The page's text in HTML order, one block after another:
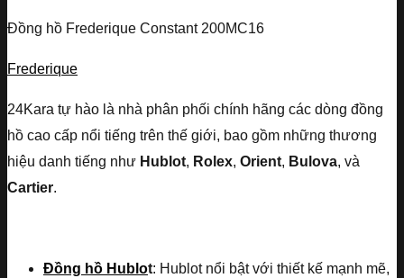
Đồng hồ Frederique Constant 200MC16
Frederique
24Kara tự hào là nhà phân phối chính hãng các dòng đồng
hồ cao cấp nổi tiếng trên thế giới, bao gồm những thương
hiệu danh tiếng như Hublot, Rolex, Orient, Bulova, và
Cartier.
Đồng hồ Hublot: Hublot nổi bật với thiết kế mạnh mẽ,